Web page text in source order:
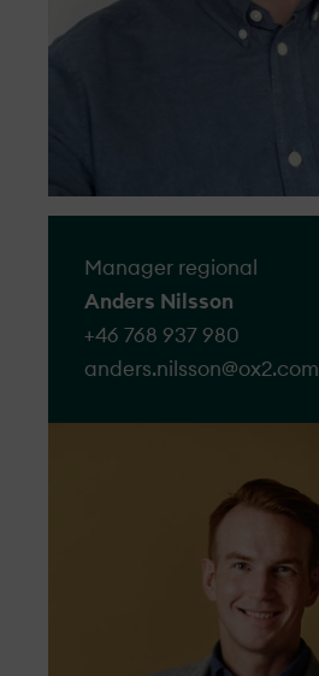
Manager regional
Anders Nilsson
+46 768 937 980
anders.nilsson@​ox2.com